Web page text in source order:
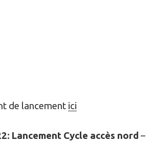
de lancement ici
Lancement Cycle accès nord–